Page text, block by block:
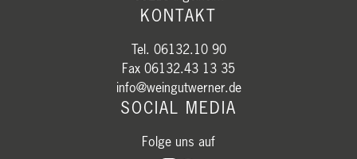
KONTAKT
Tel. 06132.10 90
Fax 06132.43 13 35
info@weingutwerner.de
SOCIAL MEDIA
Folge uns auf